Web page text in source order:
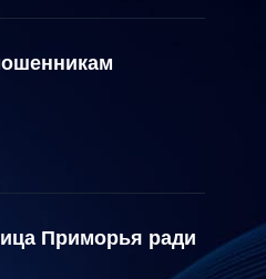
Приморья ради